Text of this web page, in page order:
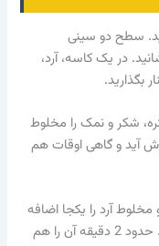
گرم کنید. سطح دو سینی
در یک کاسه، آرد،
بگذارید.
شکر و نمک را مخلوط
آید و گاهی اوقات هم
آرد را یکجا اضافه
کنید و به هم زدن آن روی حرارت، ادامه دهید. حدود 2 دقیقه آن را هم